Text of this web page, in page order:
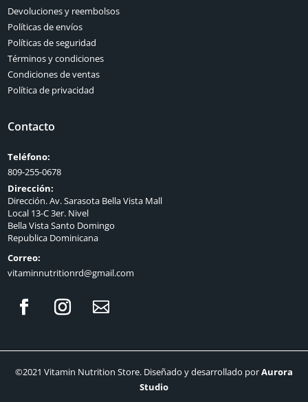
Devoluciones y reembolsos
Políticas de envíos
Políticas de seguridad
Términos y condiciones
Condiciones de ventas
Política de privacidad
Contacto
Teléfono:
809-255-0678
Dirección:
Dirección. Av. Sarasota Bella Vista Mall
Local 13-C 3er. Nivel
Bella Vista Santo Domingo
Republica Dominicana
Correo:
vitaminnutritionrd@gmail.com
©2021 Vitamin Nutrition Store. Diseñado y desarrollado porAurora
Studio